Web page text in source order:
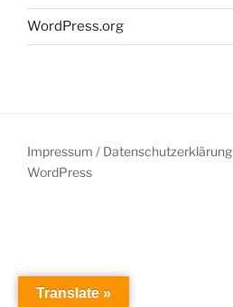
WordPress.org
Impressum / Datenschutzerklärung
WordPress
Translate »